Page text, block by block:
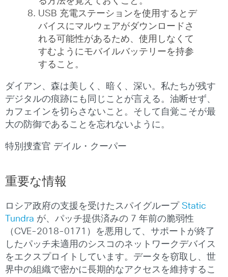
USB 充電ステーションを使用するとデ
バイスにマルウェアがダウンロードさ
れる可能性があるため、使用しなくて
すむようにモバイルバッテリーを持参
すること。
ダイアン、森は美しく、暗く、深い。私たちが残す
デジタルの痕跡にも同じことが言える。油断せず、
カフェインを切らさないこと。そして自覚こそが最
大の防御であることを忘れないように。
特別捜査官 デイル・クーパー
重要な情報
ロシア政府の支援を受けたスパイグループ Static
Tundra が、パッチ提供済みの 7 年前の脆弱性
（CVE-2018-0171）を悪用して、サポートが終了
したパッチ未適用のシスコのネットワークデバイス
をエクスプロイトしています。データを窃取し、世
界中の組織で密かに長期的なアクセスを維持するこ